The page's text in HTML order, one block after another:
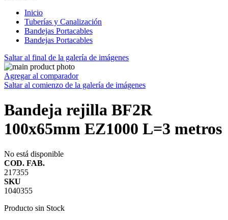
Inicio
Tuberías y Canalización
Bandejas Portacables
Bandejas Portacables
Saltar al final de la galería de imágenes
Agregar al comparador
Saltar al comienzo de la galería de imágenes
Bandeja rejilla BF2R
100x65mm EZ1000 L=3 metros
No está disponible
COD. FAB.
217355
SKU
1040355
Producto sin Stock